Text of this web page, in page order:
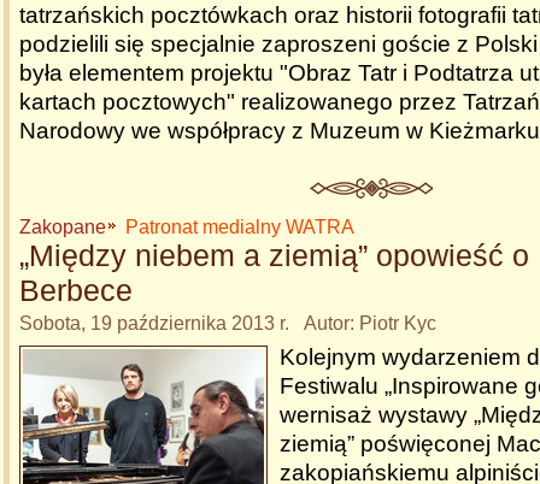
tatrzańskich pocztówkach oraz historii fotografii
podzielili się specjalnie zaproszeni goście z Polski
była elementem projektu "Obraz Tatr i Podtatrza
kartach pocztowych" realizowanego przez
Narodowy we współpracy z Muzeum w
Zakopane Patronat medialny WATRA
„Między niebem a ziemią” opowieść
Berbece
Sobota, 19 października 2013 r. Autor: Piotr Kyc
Kolejnym wydarzeniem
Festiwalu „Inspirowane
wernisaż wystawy
ziemią” poświęconej
zakopiańskiemu